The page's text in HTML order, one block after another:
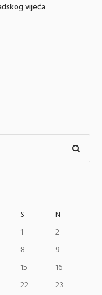
vijeća
S
N
1
2
8
9
15
16
22
23